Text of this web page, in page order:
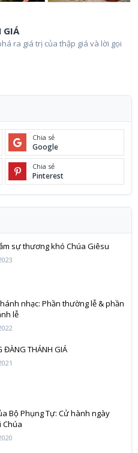
GIÁ
ra giá trị của thập giá và lời gọi
Chia sẻ
Google
Chia sẻ
Pinterest
sự thương khó Chúa Giêsu
nhạc: Phần thường lễ & phần
lễ
ĐÀNG THÁNH GIÁ
Bộ Phụng Tự: Cử hành ngày
Chúa